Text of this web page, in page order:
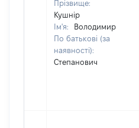
Прізвище:
Кушнір
Ім'я:
Володимир
По батькові (за
наявності):
Степанович